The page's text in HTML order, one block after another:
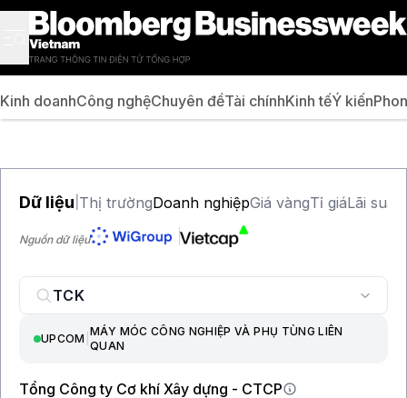
Kinh doanhCông nghệChuyên đềTài chínhKinh tếÝ kiến
Dữ liệu Thị trườngDoanh nghiệpGiá vàngTỉ giáLãi suất
Nguồn dữ liệu
UPCOM |
MÁY MÓC CÔNG NGHIỆP VÀ PHỤ TÙNG LIÊN
QUAN
Tổng Công ty Cơ khí Xây dựng - CTCP